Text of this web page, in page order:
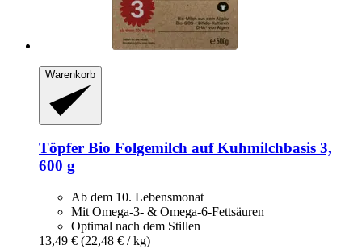
Warenkorb
Töpfer Bio Folgemilch auf Kuhmilchbasis 3,
600 g
Ab dem 10. Lebensmonat
Mit Omega-3- & Omega-6-Fettsäuren
Optimal nach dem Stillen
13,49 € (22,48 € / kg)